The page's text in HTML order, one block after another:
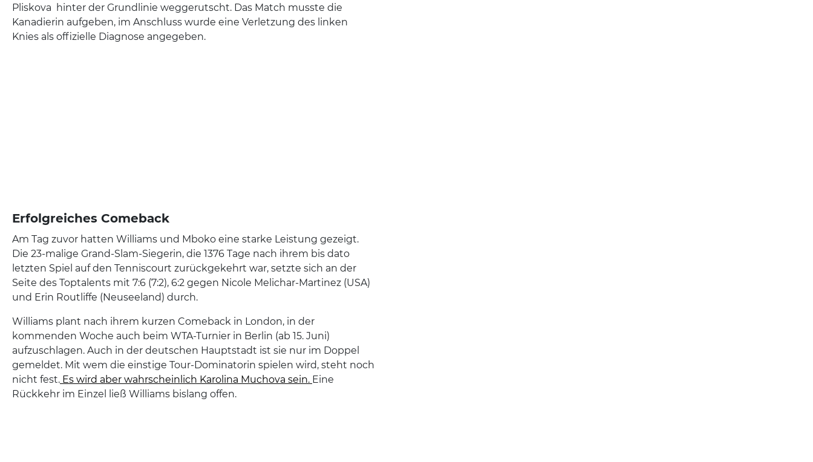
Pliskova hinter der Grundlinie weggerutscht. Das Match musste die
Kanadierin aufgeben, im Anschluss wurde eine Verletzung des linken
Knies als offizielle Diagnose angegeben.
Erfolgreiches Comeback
Am Tag zuvor hatten Williams und Mboko eine starke Leistung gezeigt.
Die 23-malige Grand-Slam-Siegerin, die 1376 Tage nach ihrem bis dato
letzten Spiel auf den Tenniscourt zurückgekehrt war, setzte sich an der
Seite des Toptalents mit 7:6 (7:2), 6:2 gegen Nicole Melichar-Martinez (USA)
und Erin Routliffe (Neuseeland) durch.
Williams plant nach ihrem kurzen Comeback in London, in der
kommenden Woche auch beim WTA-Turnier in Berlin (ab 15. Juni)
aufzuschlagen. Auch in der deutschen Hauptstadt ist sie nur im Doppel
gemeldet. Mit wem die einstige Tour-Dominatorin spielen wird, steht noch
nicht fest. Es wird aber wahrscheinlich Karolina Muchova sein. Eine
Rückkehr im Einzel ließ Williams bislang offen.